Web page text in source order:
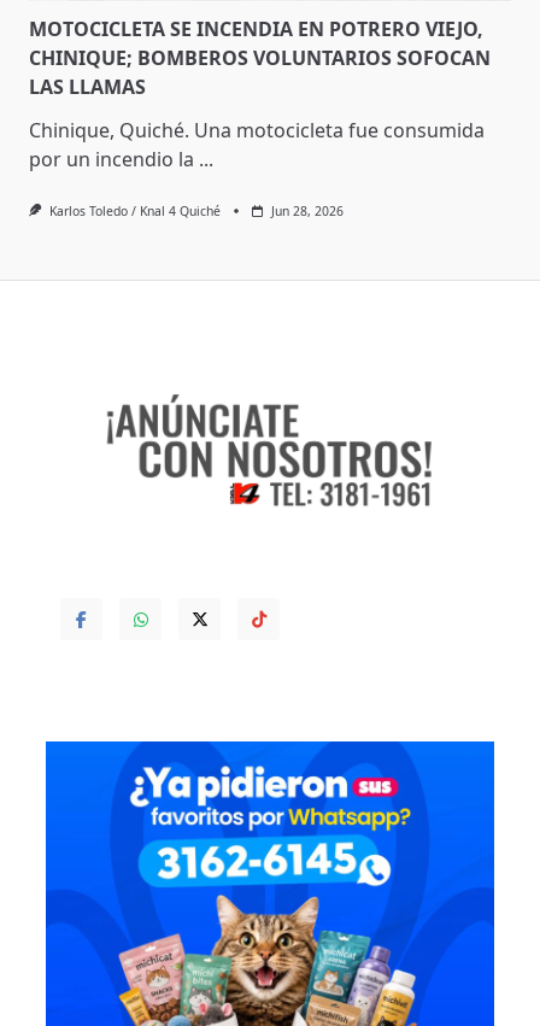
MOTOCICLETA SE INCENDIA EN POTRERO VIEJO,
CHINIQUE; BOMBEROS VOLUNTARIOS SOFOCAN
LAS LLAMAS
Chinique, Quiché. Una motocicleta fue consumida
por un incendio la ...
Karlos Toledo / Knal 4 Quiché Jun 28, 2026